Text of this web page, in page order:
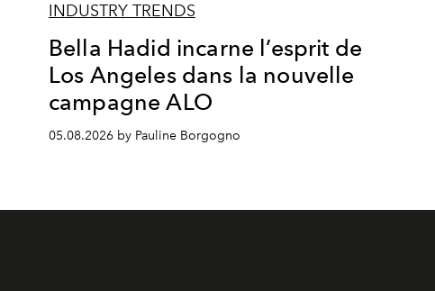
INDUSTRY TRENDS
Bella Hadid incarne l’esprit de
Los Angeles dans la nouvelle
campagne ALO
05.08.2026 by Pauline Borgogno